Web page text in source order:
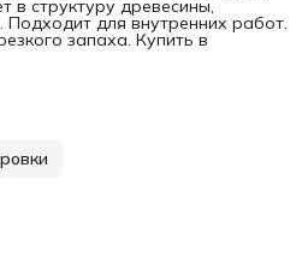
в структуру древесины,
Подходит для внутренних работ.
запаха. Купить в